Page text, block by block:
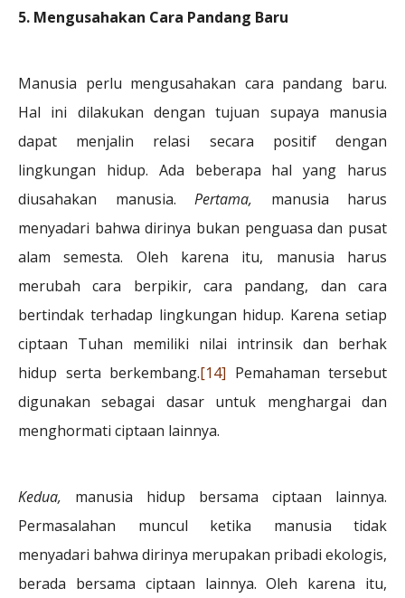
5. Mengusahakan Cara Pandang Baru
Manusia perlu mengusahakan cara pandang baru.
Hal ini dilakukan dengan tujuan supaya manusia
dapat menjalin relasi secara positif dengan
lingkungan hidup. Ada beberapa hal yang harus
diusahakan manusia. Pertama, manusia harus
menyadari bahwa dirinya bukan penguasa dan pusat
alam semesta. Oleh karena itu, manusia harus
merubah cara berpikir, cara pandang, dan cara
bertindak terhadap lingkungan hidup. Karena setiap
ciptaan Tuhan memiliki nilai intrinsik dan berhak
hidup serta berkembang.[14] Pemahaman tersebut
digunakan sebagai dasar untuk menghargai dan
menghormati ciptaan lainnya.
Kedua, manusia hidup bersama ciptaan lainnya.
Permasalahan muncul ketika manusia tidak
menyadari bahwa dirinya merupakan pribadi ekologis,
berada bersama ciptaan lainnya. Oleh karena itu,